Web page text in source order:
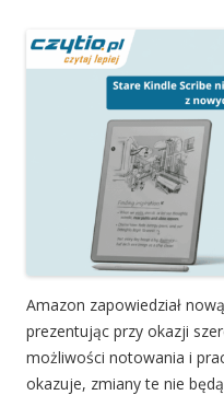
Amazon zapowiedział
prezentując przy okazji
możliwości notowania i
okazuje, zmiany te nie